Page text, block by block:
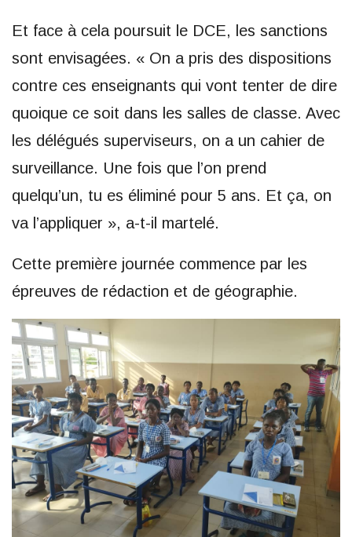
Et face à cela poursuit le DCE, les sanctions
sont envisagées. « On a pris des dispositions
contre ces enseignants qui vont tenter de dire
quoique ce soit dans les salles de classe. Avec
les délégués superviseurs, on a un cahier de
surveillance. Une fois que l’on prend
quelqu’un, tu es éliminé pour 5 ans. Et ça, on
va l’appliquer », a-t-il martelé.
Cette première journée commence par les
épreuves de rédaction et de géographie.